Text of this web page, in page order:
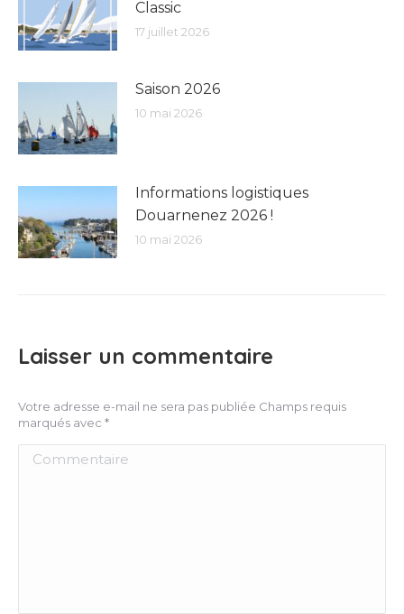
Classic
17 juillet 2026
Saison 2026
10 mai 2026
Informations logistiques
Douarnenez 2026 !
10 mai 2026
Laisser un commentaire
Votre adresse e-mail ne sera pas publiée Champs requis
marqués avec *
Commentaire